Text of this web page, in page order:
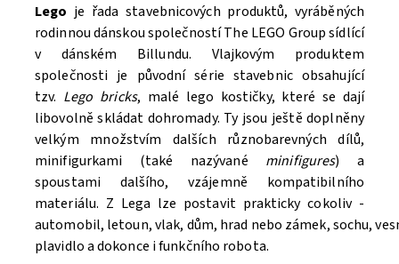
Souhlasím seZpracováním osobních údajů.
Lego je řada stavebnicových produktů, vyráběných
rodinnou dánskou společností The LEGO Group sídlící
v dánském Billundu. Vlajkovým produktem
společnosti je původní série stavebnic obsahující
tzv. Lego bricks, malé lego kostičky, které se dají
libovolně skládat dohromady. Ty jsou ještě doplněny
velkým množstvím dalších různobarevných dílů,
minifigurkami (také nazývané minifigures) a
spoustami dalšího, vzájemně kompatibilního
materiálu. Z Lega lze postavit prakticky cokoliv -
automobil, letoun, vlak, dům, hrad nebo zámek, sochu,
plavidlo a dokonce i funkčního robota.